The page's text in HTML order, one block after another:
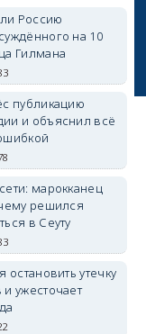
Россию
на 10
Гилмана
публикацию
и объяснил всё
марокканец
решился
в Сеуту
остановить утечку
ужесточает